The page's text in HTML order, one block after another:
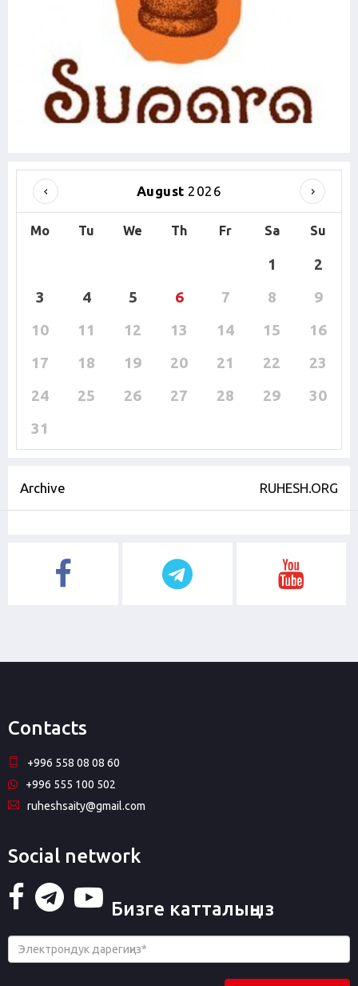
August 2026
Mo Tu We Th Fr Sa Su
1
2
3
4 5 6 7 8
9
10
11 12 13 14 15
16
17
18 19 20 21 22
23
24
25 26 27 28 29
30
31
Archive RUHESH.ORG
Contacts
+996 558 08 08 60
+996 555 100 502
ruheshsaity@gmail.com
Social network
Бизге катталыңыз